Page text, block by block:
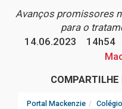
Avanços promissores
para o
14.06.2023
14h54
Portal Mackenzie